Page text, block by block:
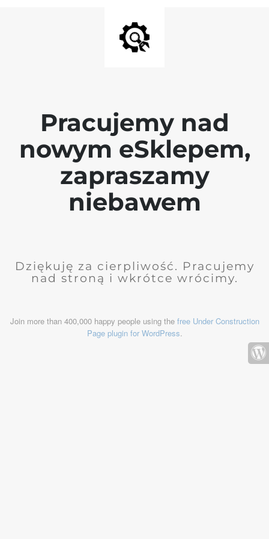
Pracujemy nad
nowym eSklepem,
zapraszamy
niebawem
Dziękuję za cierpliwość. Pracujemy
nad stroną i wkrótce wrócimy.
Join more than 400,000 happy people using the free Under Construction
Page plugin for WordPress.